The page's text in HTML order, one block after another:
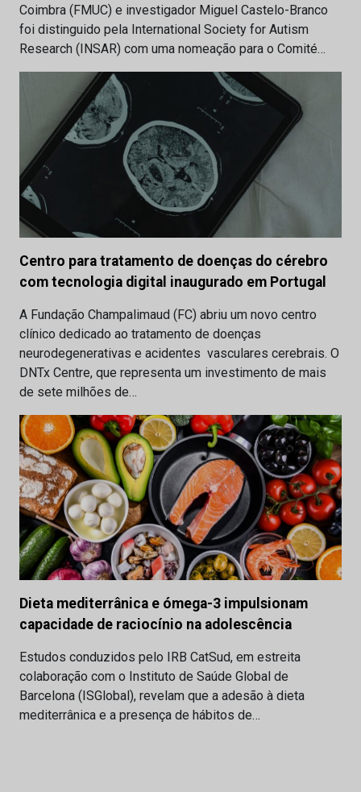
Coimbra (FMUC) e investigador Miguel Castelo-Branco
foi distinguido pela International Society for Autism
Research (INSAR) com uma nomeação para o Comité…
Centro para tratamento de doenças do cérebro
com tecnologia digital inaugurado em Portugal
A Fundação Champalimaud (FC) abriu um novo centro
clínico dedicado ao tratamento de doenças
neurodegenerativas e acidentes vasculares cerebrais. O
DNTx Centre, que representa um investimento de mais
de sete milhões de…
Dieta mediterrânica e ómega-3 impulsionam
capacidade de raciocínio na adolescência
Estudos conduzidos pelo IRB CatSud, em estreita
colaboração com o Instituto de Saúde Global de
Barcelona (ISGlobal), revelam que a adesão à dieta
mediterrânica e a presença de hábitos de…